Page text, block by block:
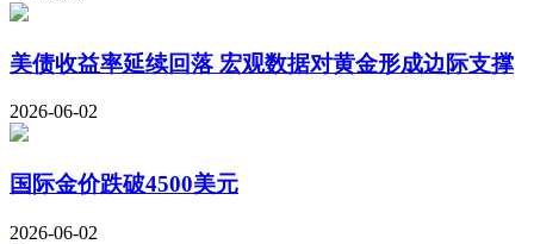
美债收益率延续回落 宏观数据对黄金形成边际支撑
2026-06-02
国际金价跌破4500美元
2026-06-02